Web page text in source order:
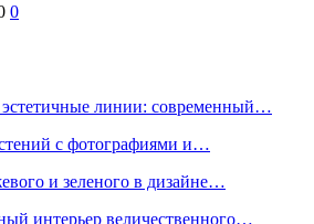
0
линии: современный…
с фотографиями и…
и зеленого в дизайне…
интерьер величественного…